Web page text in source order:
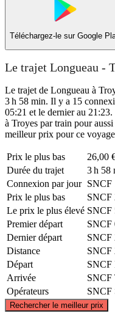
Téléchargez-le sur Google
Le trajet Longueau -
Le trajet de Longueau à
3 h 58 min. Il y a 15
05:21 et le dernier au
à Troyes par train pour
meilleur prix pour ce
Prix ​​le plus bas
26,00
Durée du trajet
3 h 58
Connexion par jour SNCF
Prix ​​le plus bas
SNCF
Le prix le plus élevé SNCF
Premier départ
SNCF
Dernier départ
SNCF
Distance
SNCF
Départ
SNCF
Arrivée
SNCF
Opérateurs
SNCF
Rechercher le meilleur prix